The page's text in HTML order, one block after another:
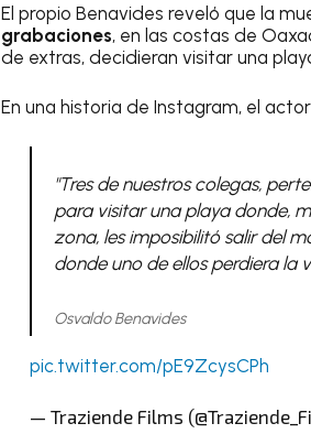
El propio Benavides reveló que la
grabaciones, en las costas de
de extras, decidieran visitar una
En una historia de Instagram, el
"Tres de nuestros colegas,
para visitar una playa donde,
zona, les imposibilitó salir del
donde uno de ellos perdiera la
Osvaldo Benavides
pic.twitter.com/pE9ZcysCPh
— Traziende Films